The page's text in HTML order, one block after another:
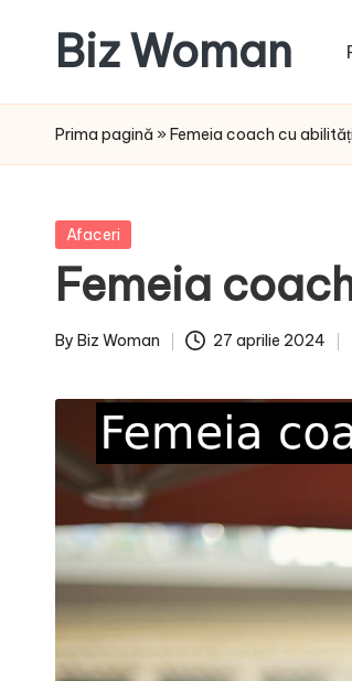
content
Biz Woman
ta,
succesul
Prima pagină » Femeia coach cu
Posted
Afaceri
Femeia
Posted
By Biz Woman 27 aprilie 2024